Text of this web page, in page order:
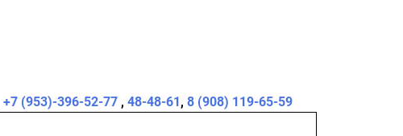
+7 (953)-396-52-77 , 48-48-61, 8 (908) 119-65-59